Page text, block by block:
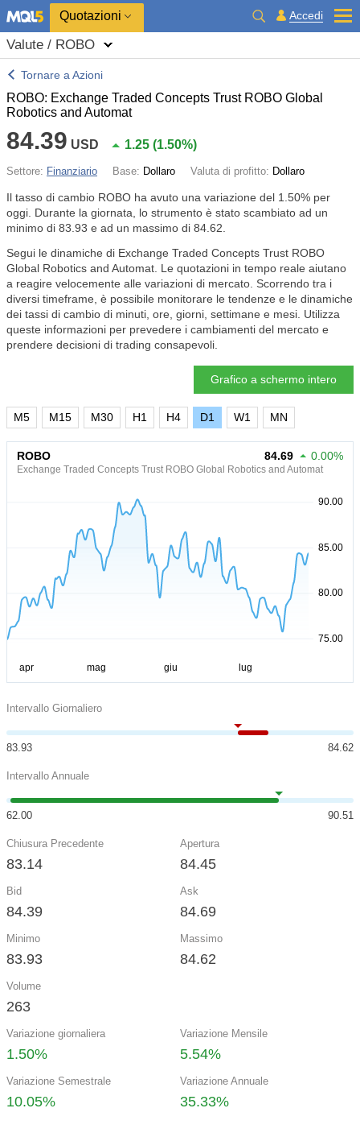
Quotazioni Accedi
Valute / ROBO
Tornare a Azioni
ROBO: Exchange Traded Concepts Trust ROBO Global
Robotics and Automat
84.39 USD 1.25 (1.50%)
Settore: Finanziario Base: Dollaro Valuta di profitto: Dollaro
Il tasso di cambio ROBO ha avuto una variazione del 1.50% per
oggi. Durante la giornata, lo strumento è stato scambiato ad un
minimo di 83.93 e ad un massimo di 84.62.
Segui le dinamiche di Exchange Traded Concepts Trust ROBO
Global Robotics and Automat. Le quotazioni in tempo reale aiutano
a reagire velocemente alle variazioni di mercato. Scorrendo tra i
diversi timeframe, è possibile monitorare le tendenze e le dinamiche
dei tassi di cambio di minuti, ore, giorni, settimane e mesi. Utilizza
queste informazioni per prevedere i cambiamenti del mercato e
prendere decisioni di trading consapevoli.
Grafico a schermo intero
M5 M15 M30 H1 H4 D1 W1 MN
ROBO
Exchange Traded Concepts Trust ROBO Global Robotics and Automat
84.69 0.00%
Intervallo Giornaliero
83.93 84.62
Intervallo Annuale
62.00 90.51
Chiusura Precedente
83.14
Apertura
84.45
Bid
84.39
Ask
84.69
Minimo
83.93
Massimo
84.62
Volume
263
Variazione giornaliera
1.50%
Variazione Mensile
5.54%
Variazione Semestrale
10.05%
Variazione Annuale
35.33%